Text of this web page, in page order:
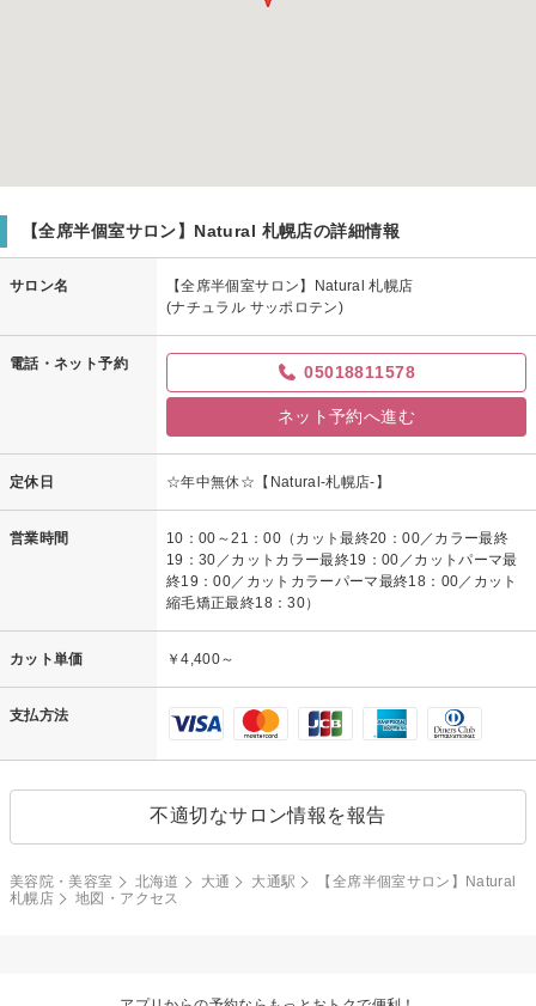
【全席半個室サロン】Natural 札幌店の詳細情報
サロン名
【全席半個室サロン】Natural 札幌店
(ナチュラル サッポロテン)
電話・ネット予約 05018811578
ネット予約へ進む
定休日 ☆年中無休☆【Natural-札幌店-】
営業時間
10：00～21：00（カット最終20：00／カラー最終
19：30／カットカラー最終19：00／カットパーマ最
終19：00／カットカラーパーマ最終18：00／カット
縮毛矯正最終18：30）
カット単価 ￥4,400～
支払方法
不適切なサロン情報を報告
美容院・美容室 北海道 大通 大通駅
【全席半個室サロン】Natural
札幌店
地図・アクセス